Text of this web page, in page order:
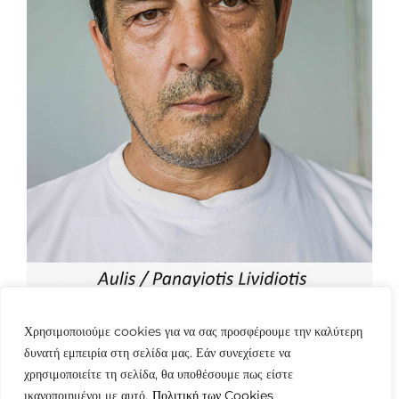
Χρησιμοποιούμε cookies για να σας προσφέρουμε την καλύτερη
δυνατή εμπειρία στη σελίδα μας. Εάν συνεχίσετε να
χρησιμοποιείτε τη σελίδα, θα υποθέσουμε πως είστε
ικανοποιημένοι με αυτό. Πολιτική των Cookies